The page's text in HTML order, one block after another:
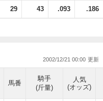
29 43 .093 .186
2002/12/21 00:00
馬番
騎手
(斤量)
人気
(オッズ)